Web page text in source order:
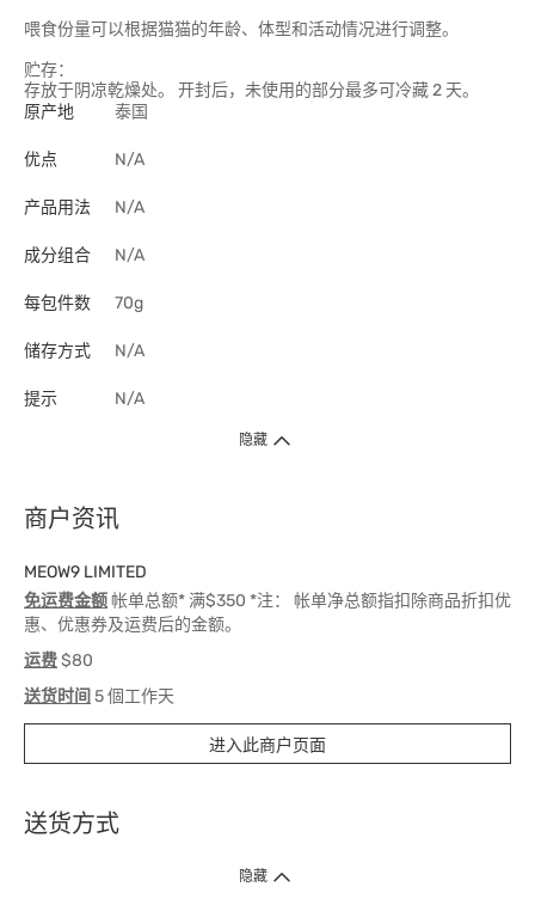
喂食份量可以根据猫猫的年龄、体型和活动情况进行调整。
贮存：
存放于阴凉乾燥处。 开封后，未使用的部分最多可冷藏 2 天。
原产地
泰国
优点 N/A
产品用法 N/A
成分组合 N/A
每包件数 70g
储存方式 N/A
提示 N/A
隐藏
商户资讯
MEOW9 LIMITED
免运费金额帐单总额* 满$350 *注： 帐单净总额指扣除商品折扣优
惠、优惠券及运费后的金额。
运费$80
送货时间 5 個工作天
进入此商户页面
送货方式
1. 送货到府（受卫生署条例规管产品除外 ）
隐藏